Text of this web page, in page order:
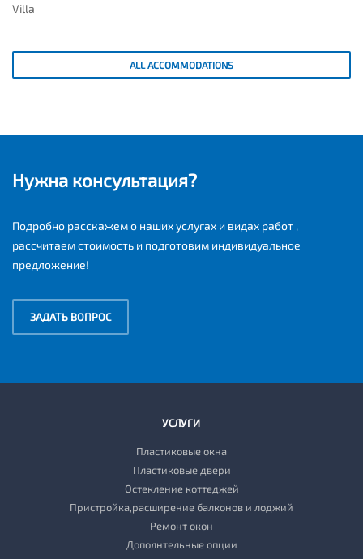
Villa
ALL ACCOMMODATIONS
Нужна консультация?
Подробно расскажем о наших услугах и видах работ ,
рассчитаем стоимость и подготовим индивидуальное
предложение!
ЗАДАТЬ ВОПРОС
УСЛУГИ
Пластиковые окна
Пластиковые двери
Остекление коттеджей
Пристройка,расширение балконов и лоджий
Ремонт окон
Дополнтельные опции